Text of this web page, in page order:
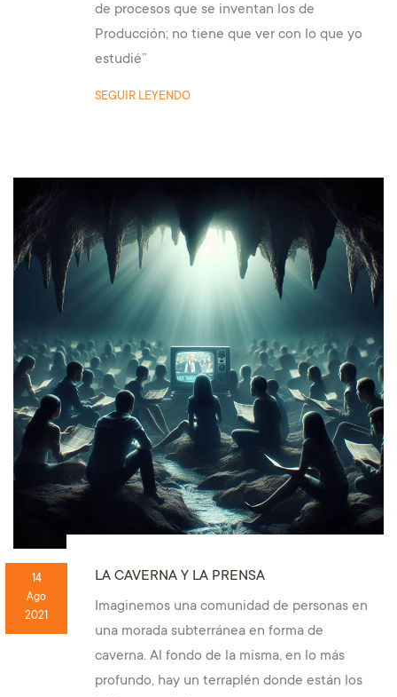
de procesos que se inventan los de
Producción; no tiene que ver con lo que yo
estudié”
SEGUIR LEYENDO
14
Ago
2021
LA CAVERNA Y LA PRENSA
Imaginemos una comunidad de personas en
una morada subterránea en forma de
caverna. Al fondo de la misma, en lo más
profundo, hay un terraplén donde están los